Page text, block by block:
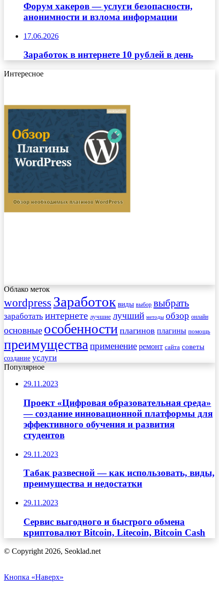
Форум хакеров — услуги безопасности,
анонимности и взлома информации
17.06.2026
Заработок в интернете 10 рублей в день
Интересное
Облако меток
wordpress Заработок виды выбор выбрать
заработать интернете лучшие лучший методы обзор онлайн
основные особенности плагинов плагины помощь
преимущества применение ремонт сайта советы
создание услуги
Популярное
29.11.2023
Проект «Цифровая образовательная среда»
— создание инновационной платформы для
эффективного обучения и развития
студентов
29.11.2023
Табак развесной — как использовать, виды,
преимущества и недостатки
29.11.2023
Сервис выгодного и быстрого обмена
криптовалют Bitcoin, Litecoin, Bitcoin Cash
© Copyright 2026, Seoklad.net
Кнопка «Наверх»